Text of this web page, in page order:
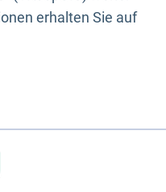
erhalten Sie auf